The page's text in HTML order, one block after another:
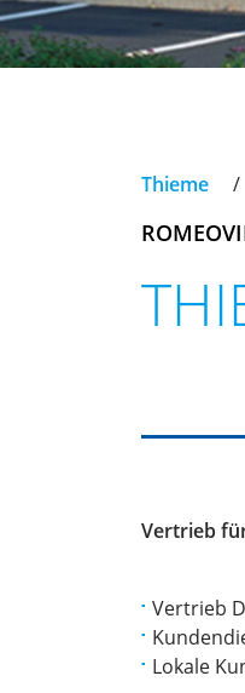
Thieme /
Vertrieb
Vertrieb
Lokale